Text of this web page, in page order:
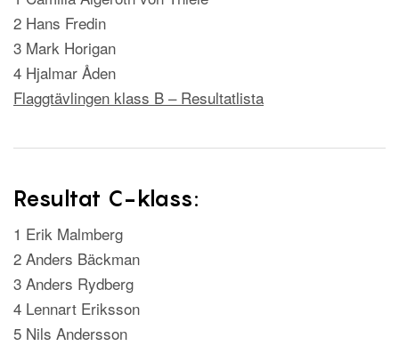
2 Hans Fredin
3 Mark Horigan
4 Hjalmar Åden
Flaggtävlingen klass B – Resultatlista
Resultat C-klass:
1 Erik Malmberg
2 Anders Bäckman
3 Anders Rydberg
4 Lennart Eriksson
5 Nils Andersson